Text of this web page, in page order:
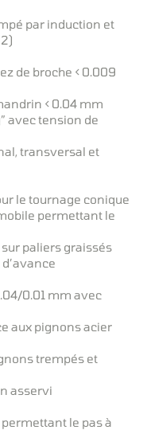
par induction et
de broche < 0.009
< 0.04 mm
avec tension de
transversal et
le tournage conique
permettant le
paliers graissés
0.01 mm avec
aux pignons acier
trempés et
asservi
le pas à